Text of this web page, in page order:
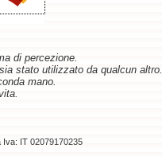
di percezione.
stato utilizzato da qualcun altro.
mano.
Iva: IT 02079170235